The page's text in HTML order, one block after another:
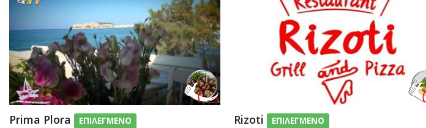
Prima Plora ΕΠΙΛΕΓΜΕΝΟ Rizoti ΕΠΙΛΕΓΜΕΝΟ